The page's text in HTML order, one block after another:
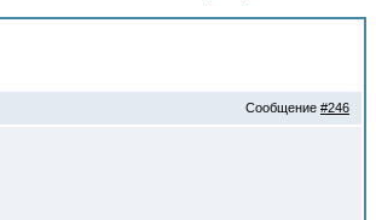
Сообщение #246